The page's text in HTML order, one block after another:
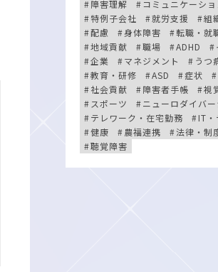
障害理解
コミュニケーショ
特例子会社
就労支援
組
配慮
身体障害 転職・就
地域貢献
職場 ADHD
企業
マネジメント
うつ
教育・研修
ASD 症状
社会貢献
障害者手帳
視
スポーツ
ニューロダイバー
テレワーク・在宅勤務
IT・
健康
農福連携 法律・制
聴覚障害